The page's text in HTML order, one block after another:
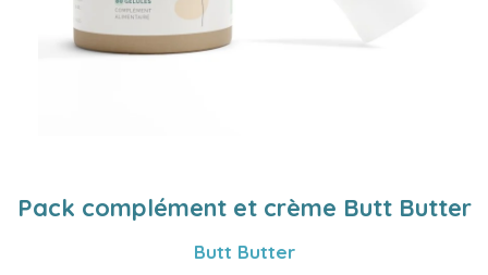
Pack complément et crème Butt Butter
Butt Butter